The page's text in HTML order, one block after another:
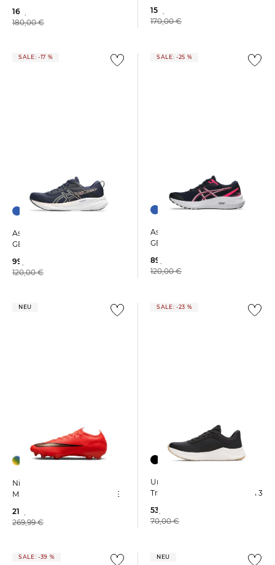
162,89 €
180,00 €
154,15 €
170,00 €
SALE: -17 %
Asics | Damen Laufschuhe
GEL-FLUX 8
99,99 €
120,00 €
SALE: -25 %
Asics | Damen Laufschuhe
GEL-PHOENIX 13
89,99 €
120,00 €
NEU
Nike | Fußballschuhe Rasen
MERCURIAL VAPOR 17 ELITE
215,99 €
269,99 €
SALE: -23 %
Under Armour | Damen
Trainingsschuhe W AURORA 3
53,69 €
70,00 €
SALE: -39 % NEU